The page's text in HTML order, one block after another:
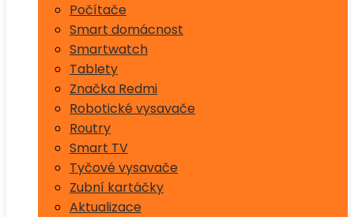
Počítače
Smart domácnost
Smartwatch
Tablety
Značka Redmi
Robotické vysavače
Routry
Smart TV
Tyčové vysavače
Zubní kartáčky
Aktualizace